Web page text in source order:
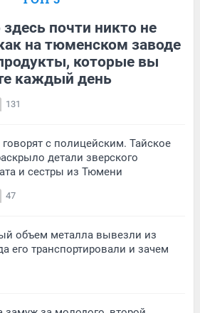
почти никто не
на тюменском заводе
которые вы
каждый день
131
с полицейским. Тайское
детали зверского
и сестры из Тюмени
47
объем металла вывезли из
его транспортировали и зачем